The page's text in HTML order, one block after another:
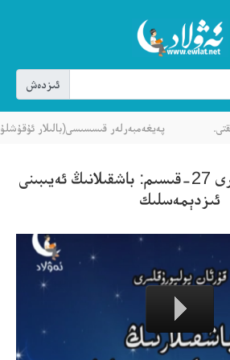
پەيغەمبەرلەر قىسسىسى(بالىلار ئۇقۇشلۇقى)
قۇرئان يوليورۇقلىرى 27-قىسىم: باشقىلانىڭ ئەيىبىنى
ئىزدېمەسلىك